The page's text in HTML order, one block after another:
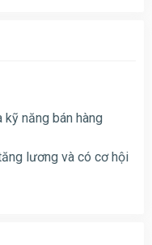
năng bán hàng
lương và có cơ hội